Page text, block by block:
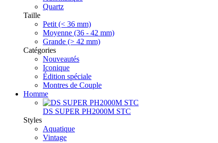
Quartz
Taille
Petit (< 36 mm)
Moyenne (36 - 42 mm)
Grande (> 42 mm)
Catégories
Nouveautés
Iconique
Édition spéciale
Montres de Couple
Homme
DS SUPER PH2000M STC
Styles
Aquatique
Vintage